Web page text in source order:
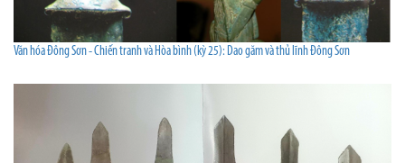
Văn hóa Đông Sơn - Chiến tranh và Hòa bình (kỳ 25): Dao găm và thủ lĩnh Đông Sơn